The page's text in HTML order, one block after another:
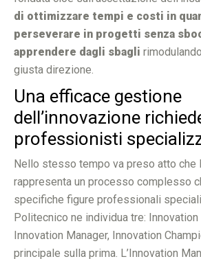
di ottimizzare tempi e costi in
perseverare in progetti senza
apprendere dagli sbagli
giusta direzione.
Una efficace gestione
dell’innovazione
professionisti
Nello stesso tempo va preso atto che
rappresenta un processo complesso
specifiche figure professionali
Politecnico ne individua tre: Innovation
Innovation Manager, Innovation
principale sulla prima. L’Innovation